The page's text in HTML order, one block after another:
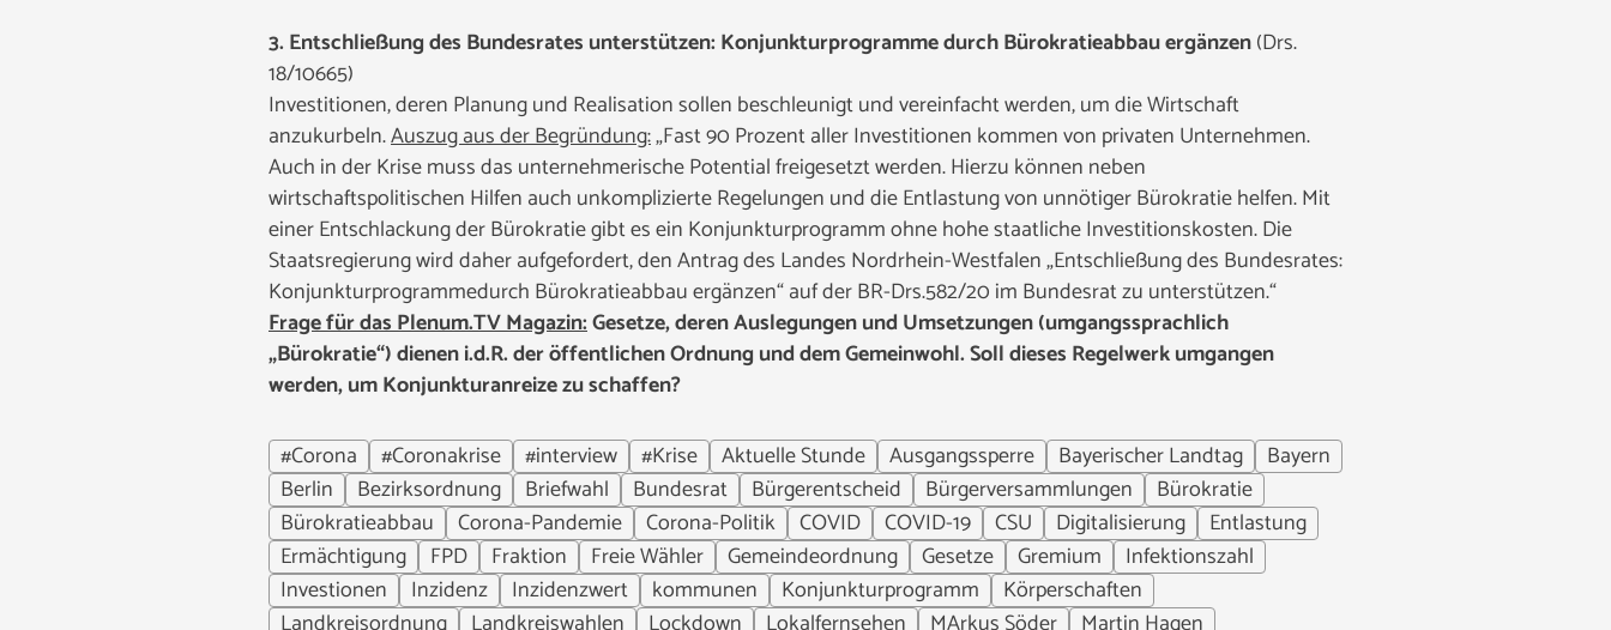
3. Entschließung des Bundesrates unterstützen: Konjunkturprogramme durch Bürokratieabbau ergänzen(Drs.
18/10665)
Investitionen, deren Planung und Realisation sollen beschleunigt und vereinfacht werden, um die Wirtschaft
anzukurbeln.Auszug aus der Begründung:„Fast 90 Prozent aller Investitionen kommen von privaten Unternehmen.
Auch in der Krise muss das unternehmerische Potential freigesetzt werden. Hierzu können neben
wirtschaftspolitischen Hilfen auch unkomplizierte Regelungen und die Entlastung von unnötiger Bürokratie helfen. Mit
einer Entschlackung der Bürokratie gibt es ein Konjunkturprogramm ohne hohe staatliche Investitionskosten. Die
Staatsregierung wird daher aufgefordert, den Antrag des Landes Nordrhein-Westfalen „Entschließung des Bundesrates:
Konjunkturprogrammedurch Bürokratieabbau ergänzen“ auf der BR-Drs.582/20 im Bundesrat zu unterstützen.“
Frage für das Plenum.TV Magazin:Gesetze, deren Auslegungen und Umsetzungen (umgangssprachlich
„Bürokratie“) dienen i.d.R. der öffentlichen Ordnung und dem Gemeinwohl. Soll dieses Regelwerk umgangen
werden, um Konjunkturanreize zu schaffen?
#Corona
#Coronakrise #interview #Krise Aktuelle Stunde Ausgangssperre Bayerischer Landtag
Bayern
Berlin
Bezirksordnung Briefwahl Bundesrat Bürgerentscheid Bürgerversammlungen
Bürokratie
Bürokratieabbau
Corona-Pandemie Corona-Politik COVID COVID-19 CSU Digitalisierung
Entlastung
Ermächtigung
FPD Fraktion Freie Wähler Gemeindeordnung Gesetze Gremium
Infektionszahl
Investionen
Inzidenz Inzidenzwert kommunen Konjunkturprogramm
Körperschaften